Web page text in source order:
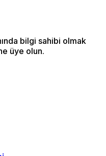
bilgi sahibi olmak
üye olun.